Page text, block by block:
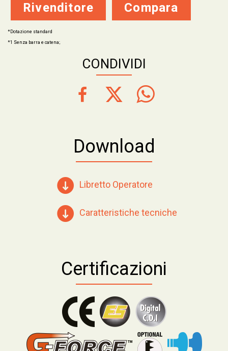
Rivenditore Compara
*Dotazione standard
*1 Senza barra e catena;
CONDIVIDI
Download
Libretto Operatore
Caratteristiche tecniche
Certificazioni